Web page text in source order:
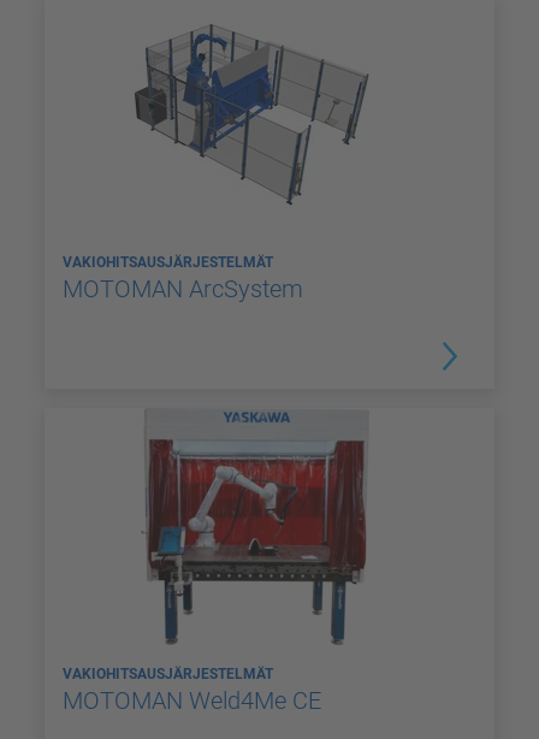
VAKIOHITSAUSJÄRJESTELMÄT
MOTOMAN ArcSystem
VAKIOHITSAUSJÄRJESTELMÄT
MOTOMAN Weld4Me CE